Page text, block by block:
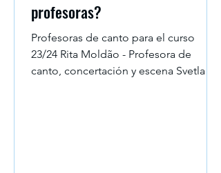
profesoras?
Profesoras de canto para el curso
23/24 Rita Moldão - Profesora de
canto, concertación y escena Svetla